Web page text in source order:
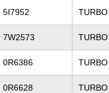
5I7952
7W2573
0R6386
0R6628